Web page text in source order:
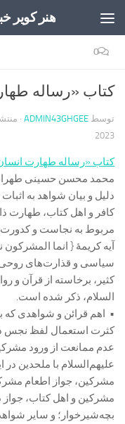
هنر کویر
0
کتاب «رساله
توسط ADMIN43GHGEE
·
2023
کتاب «رساله طهارت
محمد محسن حسینی
دلیل و بیان شواهد به
کافر و اهل کتاب، طهارت
مربوط به نجاست و
آیه کریمۀ { انما
سیاسی و قذارت‌های
کثیر، برخاسته از قرآن و
السلام، ذکر شده است.
• اهم قرائن و شواهدی که
کثرت استعمال لفظ نجس
عدم ممانعت از ورود
علیهم‌السلام با ملحدین
مشرکین، جواز اطعام
مشرکین و اهل کتاب، جواز
بچه‌‌شیر‌خوار؛ و سایر